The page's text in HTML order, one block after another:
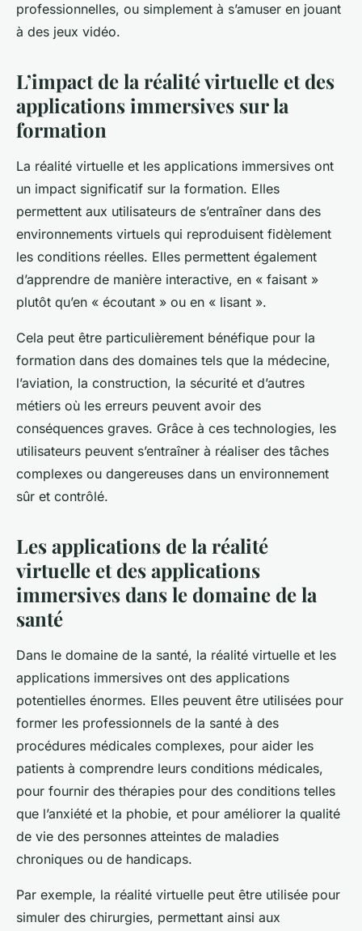
professionnelles, ou simplement à s’amuser en jouant
à des jeux vidéo.
L’impact de la réalité virtuelle et des
applications immersives sur la
formation
La réalité virtuelle et les applications immersives ont
un impact significatif sur la formation. Elles
permettent aux utilisateurs de s’entraîner dans des
environnements virtuels qui reproduisent fidèlement
les conditions réelles. Elles permettent également
d’apprendre de manière interactive, en « faisant »
plutôt qu’en « écoutant » ou en « lisant ».
Cela peut être particulièrement bénéfique pour la
formation dans des domaines tels que la médecine,
l’aviation, la construction, la sécurité et d’autres
métiers où les erreurs peuvent avoir des
conséquences graves. Grâce à ces technologies, les
utilisateurs peuvent s’entraîner à réaliser des tâches
complexes ou dangereuses dans un environnement
sûr et contrôlé.
Les applications de la réalité
virtuelle et des applications
immersives dans le domaine de la
santé
Dans le domaine de la santé, la réalité virtuelle et les
applications immersives ont des applications
potentielles énormes. Elles peuvent être utilisées pour
former les professionnels de la santé à des
procédures médicales complexes, pour aider les
patients à comprendre leurs conditions médicales,
pour fournir des thérapies pour des conditions telles
que l’anxiété et la phobie, et pour améliorer la qualité
de vie des personnes atteintes de maladies
chroniques ou de handicaps.
Par exemple, la réalité virtuelle peut être utilisée pour
simuler des chirurgies, permettant ainsi aux